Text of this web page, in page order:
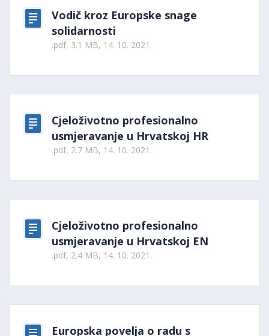
Vodič kroz Europske snage
solidarnosti
.pdf, 3.1 MB, 14. 10. 2021.
Cjeloživotno profesionalno
usmjeravanje u Hrvatskoj HR
.pdf, 2.7 MB, 14. 10. 2021.
Cjeloživotno profesionalno
usmjeravanje u Hrvatskoj EN
.pdf, 2.4 MB, 14. 10. 2021.
Europska povelja o radu s